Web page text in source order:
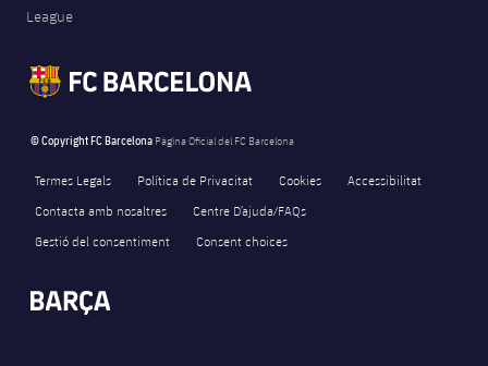
League
© Copyright FC Barcelona Pàgina Oficial del FC Barcelona
Termes Legals Política de Privacitat Cookies
Accessibilitat
Contacta amb nosaltres
Centre D’ajuda/FAQs
Gestió del consentiment
Consent choices